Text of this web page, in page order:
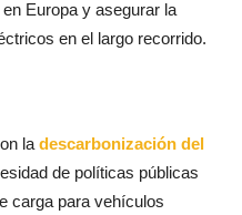
Europa y asegurar la
en el largo recorrido.
la descarbonización del
de políticas públicas
carga para vehículos